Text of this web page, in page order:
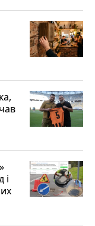
і